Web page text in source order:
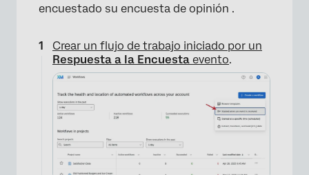
encuestado su encuesta de opinión .
Crear un flujo de trabajo iniciado por un
Respuesta a la Encuesta evento.